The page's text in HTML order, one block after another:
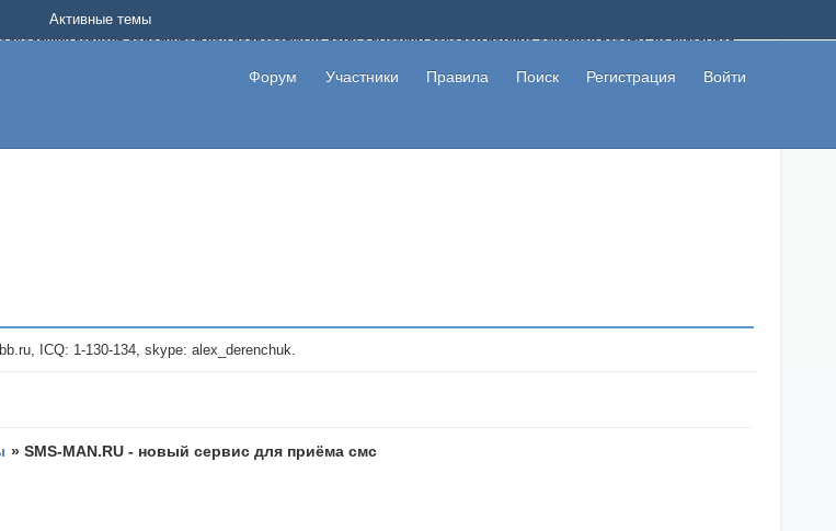
вариант дополнительной подработки на дому с высоким доходом помимо основной работы, не вкладывая
в теме что это лохотрон, чтобы другие пользователи не попались на развод. Вы сможете начать зарабатывать
объявления со своими пригласительными ссылками и первая прибыль не заставит себя долго ждать.
Форум Участники Правила Поиск Регистрация Войти
Активные темы
1-130-134, skype: alex_derenchuk.
»SMS-MAN.RU - новый сервис для приёма смс